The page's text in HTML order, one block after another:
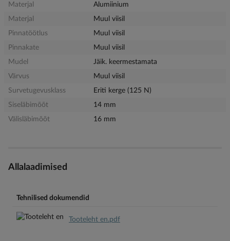
Materjal
Alumiinium
Materjal
Muul viisil
Pinnatöötlus
Muul viisil
Pinnakate
Muul viisil
Mudel
Jäik. keermestamata
Värvus
Muul viisil
Survetugevusklass
Eriti kerge (125 N)
Siseläbimõõt
14 mm
Välisläbimõõt
16 mm
Allalaadimised
Tehnilised dokumendid
Tooteleht en.pdf